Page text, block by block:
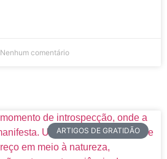
Nenhum comentário
ARTIGOS DE GRATIDÃO